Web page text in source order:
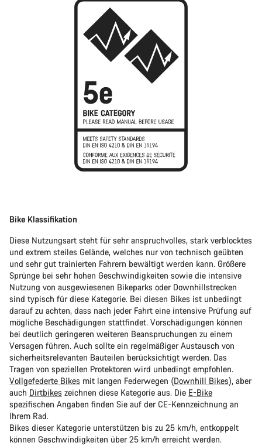
Bike Klassifikation
Diese Nutzungsart steht für sehr anspruchvolles, stark verblocktes
und extrem steiles Gelände, welches nur von technisch geübten
und sehr gut trainierten Fahrern bewältigt werden kann. Größere
Sprünge bei sehr hohen Geschwindigkeiten sowie die intensive
Nutzung von ausgewiesenen Bikeparks oder Downhillstrecken
sind typisch für diese Kategorie. Bei diesen Bikes ist unbedingt
darauf zu achten, dass nach jeder Fahrt eine intensive Prüfung auf
mögliche Beschädigungen stattfindet. Vorschädigungen können
bei deutlich geringeren weiteren Beanspruchungen zu einem
Versagen führen. Auch sollte ein regelmäßiger Austausch von
sicherheitsrelevanten Bauteilen berücksichtigt werden. Das
Tragen von speziellen Protektoren wird unbedingt empfohlen.
Vollgefederte Bikes mit langen Federwegen (Downhill Bikes), aber
auch Dirtbikes zeichnen diese Kategorie aus. Die E-Bike
spezifischen Angaben finden Sie auf der CE-Kennzeichnung an
Ihrem Rad.
Bikes dieser Kategorie unterstützen bis zu 25 km/h, entkoppelt
können Geschwindigkeiten über 25 km/h erreicht werden.